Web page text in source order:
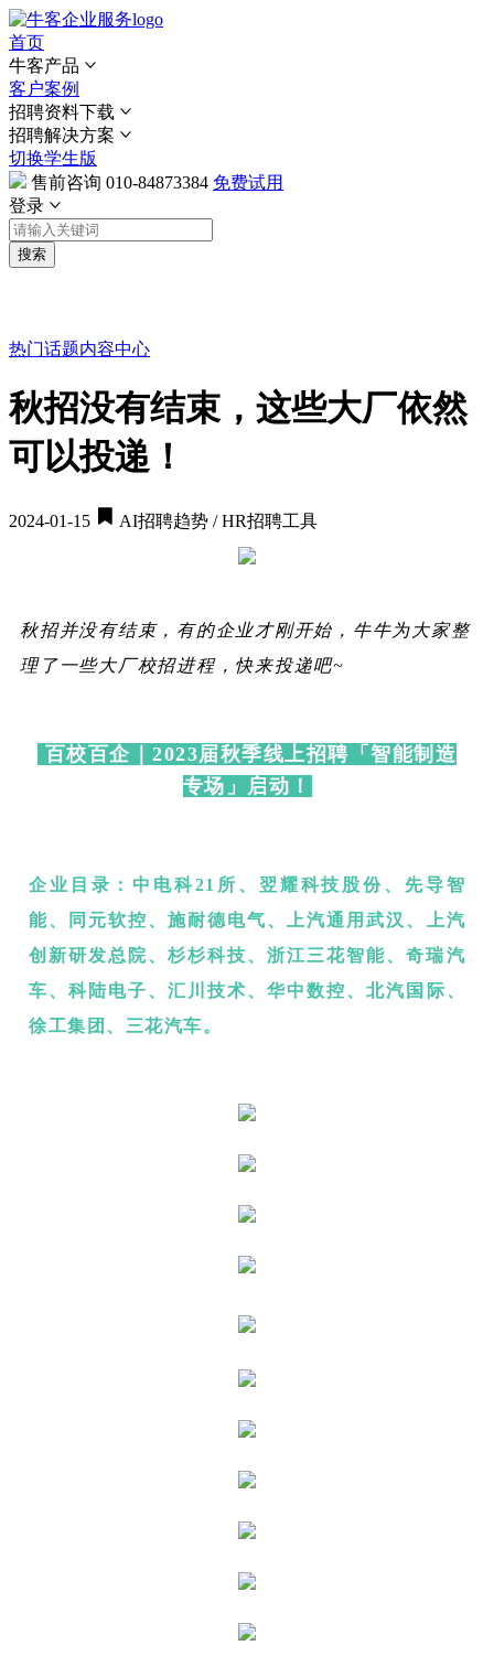
首页
牛客产品
客户案例
招聘资料下载
招聘解决方案
切换学生版
售前咨询 010-84873384 免费试用
登录
搜索
热门话题内容中心
秋招没有结束，这些大厂依然
可以投递！
2024-01-15 AI招聘趋势 / HR招聘工具
秋招并没有结束，有的企业才刚开始，牛牛为大家整
理了一些大厂校招进程，快来投递吧~
百校百企｜2023届秋季线上招聘 「智能制造
专场」启动！
企业目录 ： 中电科21所、 翌耀科技股份、 先导智
能、
同元软控、施耐德电气、 上汽通用武汉、
上汽
创新研发总院、杉杉科技、浙江三花智能、奇瑞汽
车、科陆电子、汇川技术、华中数控、北汽国际、
徐工集团、 三花汽车。